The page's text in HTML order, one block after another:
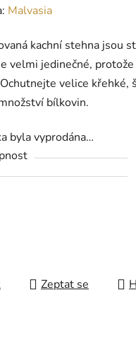
Malvasia
kachní stehna jsou
velmi jedinečné,
velice křehké,
bílkovin.
byla vyprodána…
Zeptat se